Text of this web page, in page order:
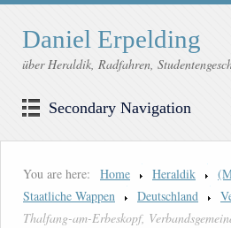
Daniel Erpelding
über Heraldik, Radfahren,
Secondary Navigation
You are here: Home Heraldik
Staatliche Wappen
Deutschland
Thalfang-am-Erbeskopf,